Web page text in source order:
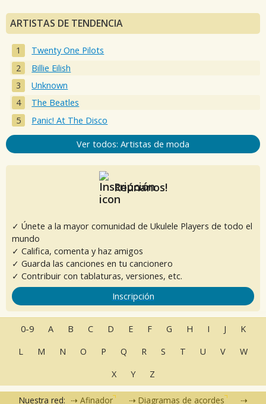
ARTISTAS DE TENDENCIA
Twenty One Pilots
Billie Eilish
Unknown
The Beatles
Panic! At The Disco
Ver todos: Artistas de moda
Reúnanos!
✓ Únete a la mayor comunidad de Ukulele Players de todo el
mundo
✓ Califica, comenta y haz amigos
✓ Guarda las canciones en tu cancionero
✓ Contribuir con tablaturas, versiones, etc.
Inscripción
0-9 A B C D E F G H I J
K
L
M N O P Q R S T U V
W
X
Y Z
Nuestra red: Afinador Diagramas de acordes